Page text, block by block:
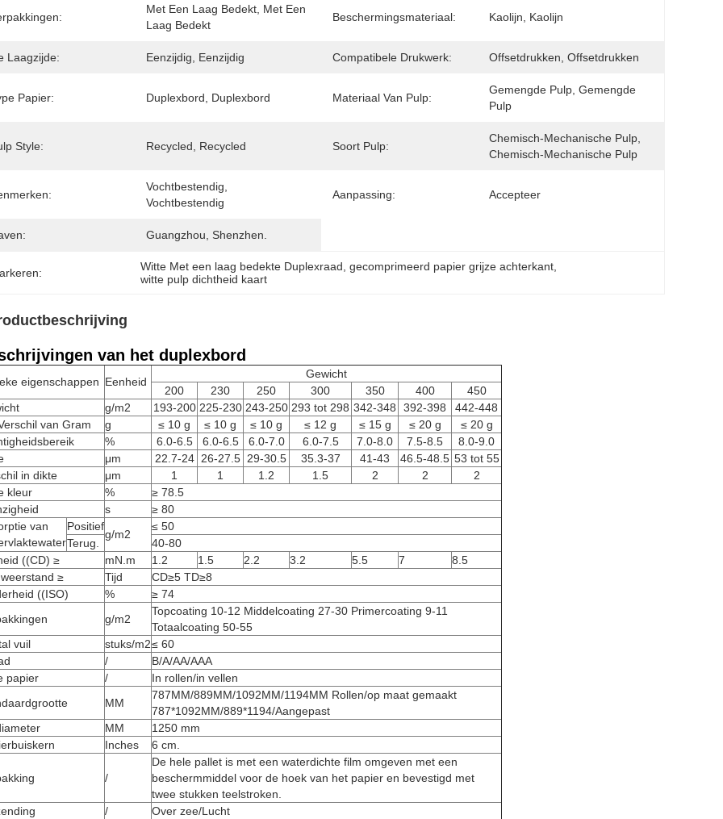
Met Een Laag Bedekt, Met Een
Laag Bedekt
Beschermingsmateriaal: Kaolijn, Kaolijn
Laagzijde: Eenzijdig, Eenzijdig Compatibele Drukwerk: Offsetdrukken, Offsetdrukken
Papier: Duplexbord, Duplexbord Materiaal Van Pulp:
Gemengde Pulp, Gemengde
Pulp
Style: Recycled, Recycled Soort Pulp:
Chemisch-Mechanische Pulp,
Chemisch-Mechanische Pulp
Vochtbestendig,
Vochtbestendig
Aanpassing: Accepteer
Guangzhou, Shenzhen.
Witte Met een laag bedekte Duplexraad , gecomprimeerd papier grijze achterkant
witte pulp dichtheid kaart
van het duplexbord
eigenschappen Eenheid
Gewicht
200
230 250 300 350 400
450
g/m2 193-200 225-230 243-250 293 tot 298 342-348 392-398
442-448
van Gram
g ≤ 10 g ≤ 10 g ≤ 10 g ≤ 12 g ≤ 15 g ≤ 20 g
≤ 20 g
% 6.0-6.5 6.0-6.5 6.0-7.0 6.0-7.5 7.0-8.0 7.5-8.5
8.0-9.0
μm 22.7-24 26-27.5 29-30.5 35.3-37 41-43 46.5-48.5 53 tot 55
in dikte
μm 1 1 1.2 1.5 2 2
2
kleur
%
≥ 78.5
s
≥ 80
van
Positief
g/m2
≤ 50
Terug.
40-80
((CD) ≥
mN.m 1.2 1.5 2.2 3.2 5.5 7
8.5
≥
Tijd
CD≥5 TD≥8
((ISO)
%
≥ 74
g/m2
Topcoating 10-12 Middelcoating 27-30 Primercoating 9-11
Totaalcoating 50-55
vuil
stuks/m2≤ 60
/
B/A/AA/AAA
papier
/
In rollen/in vellen
MM
787MM/889MM/1092MM/1194MM Rollen/op maat gemaakt
787*1092MM/889*1194/Aangepast
MM
1250 mm
Inches 6 cm.
/
De hele pallet is met een waterdichte film omgeven met een
beschermmiddel voor de hoek van het papier en bevestigd met
twee stukken teelstroken.
/ Over zee/Lucht